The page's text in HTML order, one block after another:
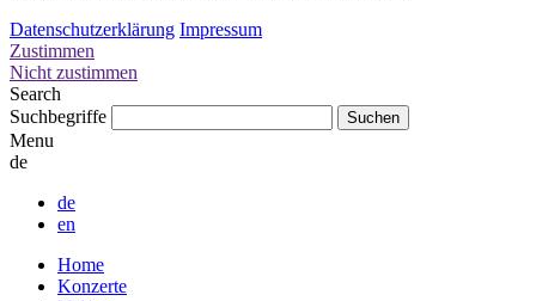
Datenschutzerklärung Impressum
Zustimmen
Nicht zustimmen
Search
Suchbegriffe
Menu
de
de
en
Home
Konzerte